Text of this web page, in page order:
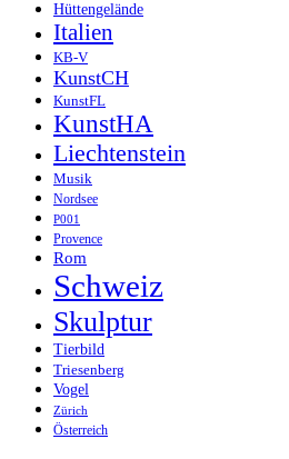
Hüttengelände
Italien
KB-V
KunstCH
KunstFL
KunstHA
Liechtenstein
Musik
Nordsee
P001
Provence
Rom
Schweiz
Skulptur
Tierbild
Triesenberg
Vogel
Zürich
Österreich